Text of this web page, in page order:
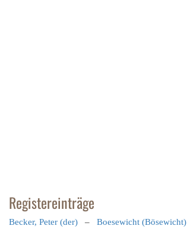
Registereinträge
Becker, Peter (der) – Boesewicht (Bösewicht)